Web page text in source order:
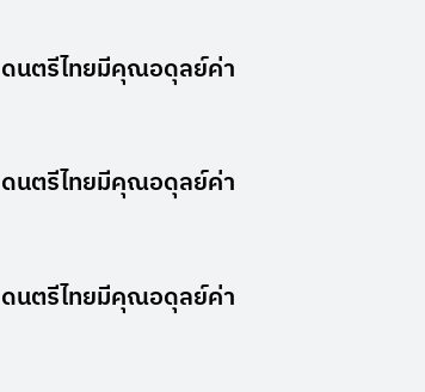
ดนตรีไทยมีคุณอดุลย์ค่า
ดนตรีไทยมีคุณอดุลย์ค่า
ดนตรีไทยมีคุณอดุลย์ค่า